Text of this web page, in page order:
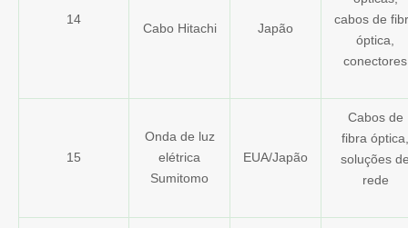
14
Cabo Hitachi Japão
cabos de
óptica,
conectores
15
Onda de luz
elétrica
Sumitomo
EUA/Japão
Cabos de
fibra óptica,
soluções
rede